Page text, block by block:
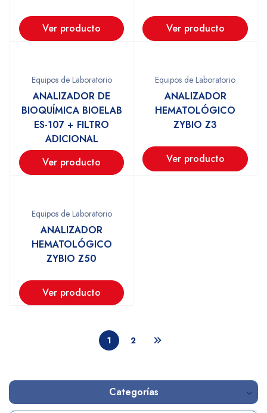
Categorías
Ver producto Ver producto
Equipos de Laboratorio
ANALIZADOR DE
BIOQUÍMICA BIOELAB
ES-107 + FILTRO
ADICIONAL
Ver producto
Equipos de Laboratorio
ANALIZADOR
HEMATOLÓGICO
ZYBIO Z3
Ver producto
Equipos de Laboratorio
ANALIZADOR
HEMATOLÓGICO
ZYBIO Z50
Ver producto
1 2